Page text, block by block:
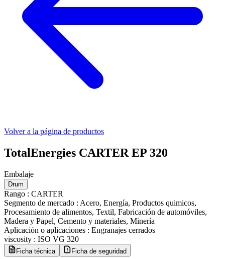
Volver a la página de productos
TotalEnergies CARTER EP 320
Embalaje
Drum
Rango : CARTER
Segmento de mercado : Acero, Energía, Productos quimicos,
Procesamiento de alimentos, Textil, Fabricación de automóviles,
Madera y Papel, Cemento y materiales, Minería
Aplicación o aplicaciones : Engranajes cerrados
viscosity : ISO VG 320
Ficha técnica Ficha de seguridad